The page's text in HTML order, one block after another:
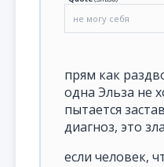
не могу себя
прям как
одна Эльза не
пытается
диагноз, это
если человек,